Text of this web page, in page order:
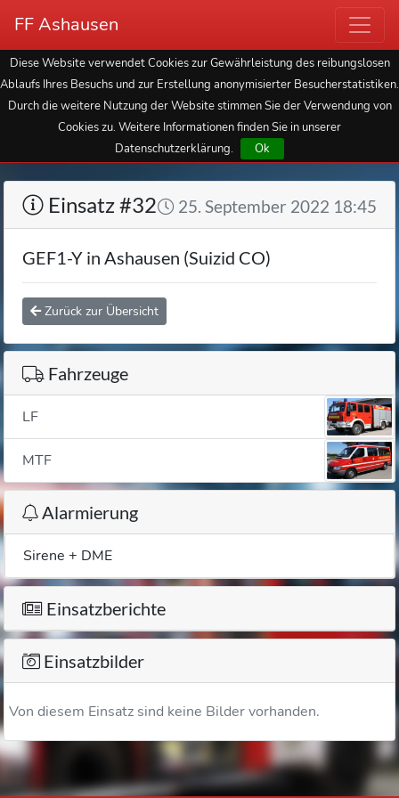
FF Ashausen
Diese Website verwendet Cookies zur Gewährleistung des reibungslosen
Ablaufs Ihres Besuchs und zur Erstellung anonymisierter Besucherstatistiken.
Durch die weitere Nutzung der Website stimmen Sie der Verwendung von
Cookies zu. Weitere Informationen finden Sie in unserer
Datenschutzerklärung.
Ok
Einsatz #32 25. September 2022 18:45
GEF1-Y in Ashausen (Suizid CO)
Zurück zur Übersicht
Fahrzeuge
LF
MTF
Alarmierung
Sirene + DME
Einsatzberichte
Einsatzbilder
Von diesem Einsatz sind keine Bilder vorhanden.